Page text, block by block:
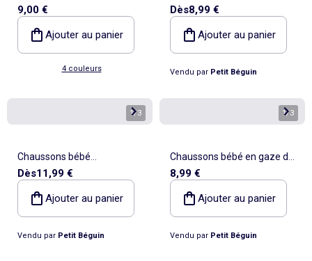
retourner' - Kitchoun
9,00 €
Ajouter au panier
4 couleurs
d'amour
Dès8,99 €
Ajouter au panier
Vendu par Petit Béguin
1/3
Chaussons bébé
Constellation
Dès11,99 €
Ajouter au panier
Vendu par Petit Béguin
1/3
Chaussons bébé en gaze de
coton Gabin
8,99 €
Ajouter au panier
Vendu par Petit Béguin